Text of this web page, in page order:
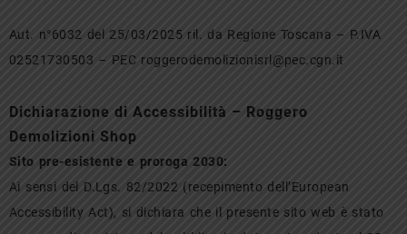
Aut. n°6032 del 25/03/2025 ril. da Regione Toscana – P.IVA
02521730503 – PEC roggerodemolizionisrl@pec.cgn.it
Dichiarazione di Accessibilità – Roggero
Demolizioni Shop
Sito pre-esistente e proroga 2030:
Ai sensi del D.Lgs. 82/2022 (recepimento dell’European
Accessibility Act), si dichiara che il presente sito web è stato